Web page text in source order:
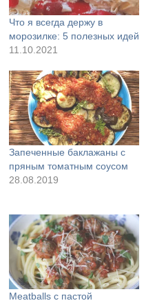
Что я всегда держу в
морозилке: 5 полезных идей
11.10.2021
Запеченные баклажаны с
пряным томатным соусом
28.08.2019
Meatballs с пастой